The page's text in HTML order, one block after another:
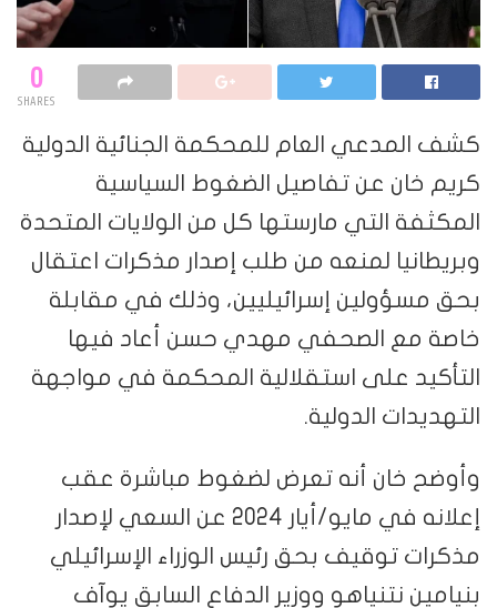
0
SHARES
كشف المدعي العام للمحكمة الجنائية الدولية
كريم خان عن تفاصيل الضغوط السياسية
المكثفة التي مارستها كل من الولايات المتحدة
وبريطانيا لمنعه من طلب إصدار مذكرات اعتقال
بحق مسؤولين إسرائيليين، وذلك في مقابلة
خاصة مع الصحفي مهدي حسن أعاد فيها
التأكيد على استقلالية المحكمة في مواجهة
التهديدات الدولية.
وأوضح خان أنه تعرض لضغوط مباشرة عقب
إعلانه في مايو/أيار 2024 عن السعي لإصدار
مذكرات توقيف بحق رئيس الوزراء الإسرائيلي
بنيامين نتنياهو ووزير الدفاع السابق يوآف